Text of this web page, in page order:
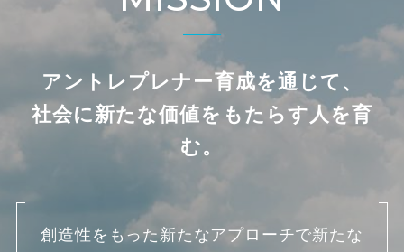
アントレプレナー育成を通じて、
社会に新たな価値をもたらす人を育
む。
創造性をもった新たなアプローチで新たな